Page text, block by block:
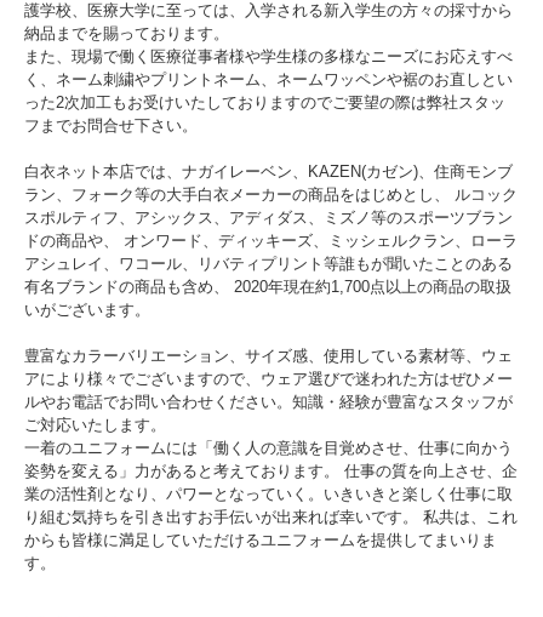
護学校、医療大学に至っては、入学される新入学生の方々の採寸から
納品までを賜っております。
また、現場で働く医療従事者様や学生様の多様なニーズにお応えすべ
く、ネーム刺繍やプリントネーム、ネームワッペンや裾のお直しとい
った2次加工もお受けいたしておりますのでご要望の際は弊社スタッ
フまでお問合せ下さい。
白衣ネット本店では、ナガイレーベン、KAZEN(カゼン)、住商モンブ
ラン、フォーク等の大手白衣メーカーの商品をはじめとし、 ルコック
スポルティフ、アシックス、アディダス、ミズノ等のスポーツブラン
ドの商品や、 オンワード、ディッキーズ、ミッシェルクラン、ローラ
アシュレイ、ワコール、リバティプリント等誰もが聞いたことのある
有名ブランドの商品も含め、 2020年現在約1,700点以上の商品の取扱
いがございます。
豊富なカラーバリエーション、サイズ感、使用している素材等、ウェ
アにより様々でございますので、ウェア選びで迷われた方はぜひメー
ルやお電話でお問い合わせください。知識・経験が豊富なスタッフが
ご対応いたします。
一着のユニフォームには「働く人の意識を目覚めさせ、仕事に向かう
姿勢を変える」力があると考えております。 仕事の質を向上させ、企
業の活性剤となり、パワーとなっていく。いきいきと楽しく仕事に取
り組む気持ちを引き出すお手伝いが出来れば幸いです。 私共は、これ
からも皆様に満足していただけるユニフォームを提供してまいりま
す。